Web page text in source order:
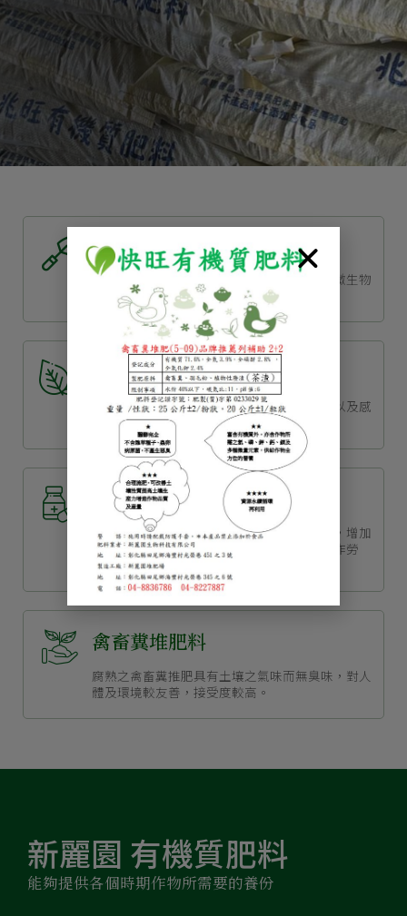
混合及雜項有機質肥料
有機質肥料添加多項具改善土壤原料，有益微生物
衍生，調整土壤酸鹼值促進土壤肥分吸收
植物渣粕肥料
植物除了跟人類一樣需要陽光、空氣、水，以及感
受周圍溫度與溼度變化。
液態肥料
具有固態堆肥的功效，且迅速提供作物營養，增加
土壤生物活性，可降低堆肥施用量，節省操作勞
力。
禽畜糞堆肥料
腐熟之禽畜糞推肥具有土壤之氣味而無臭味，對人
體及環境較友善，接受度較高。
新麗園 有機質肥料
能夠提供各個時期作物所需要的養份